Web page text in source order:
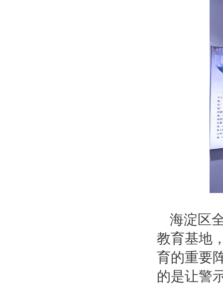
海淀区
教育基地
育的重要
的是让警